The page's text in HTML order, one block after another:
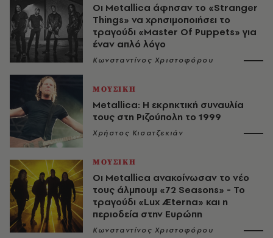
Οι Metallica άφησαν το «Stranger
Things» να χρησιμοποιήσει το
τραγούδι «Master Of Puppets» για
έναν απλό λόγο
Κωνσταντίνος Χριστοφόρου
ΜΟΥΣΙΚΗ
Metallica: Η εκρηκτική συναυλία
τους στη Ριζούπολη το 1999
Χρήστος Κισατζεκιάν
ΜΟΥΣΙΚΗ
Οι Metallica ανακοίνωσαν το νέο
τους άλμπουμ «72 Seasons» - Το
τραγούδι «Lux Æterna» και η
περιοδεία στην Ευρώπη
Κωνσταντίνος Χριστοφόρου